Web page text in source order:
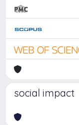
social impact